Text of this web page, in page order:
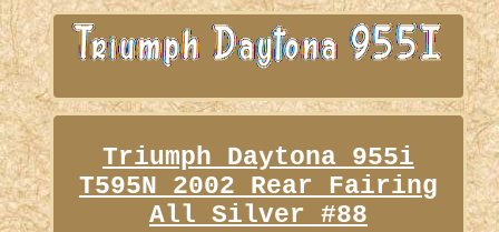
Triumph Daytona 955i
T595N 2002 Rear Fairing
All Silver #88